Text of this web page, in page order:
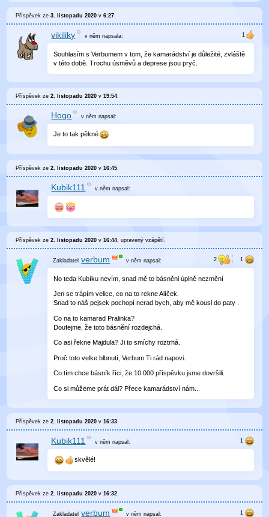
Příspěvek ze3. listopadu 2020 v6:27.
vikiliky v němnapsala:
Souhlasím s Verbumem v tom, že kamarádství je důležité, zvláště
v této době. Trochu úsměvů a deprese jsou pryč.
Příspěvek ze2. listopadu 2020 v19:54
Hogo v němnapsal:
Je to tak pěkné
Příspěvek ze2. listopadu 2020 v16:45.
Kubik111 v němnapsal:
Příspěvek ze2. listopadu 2020 v16:44, upravenývzápětí.
verbum v něm napsal:
No teda Kubíku nevím, snad mě to básněni úplně nezmění
Jen se trápím velice, co na to rekne Alíček.
Snad to náš pejsek pochopí nerad bych, aby mě kousl do paty .
Co na to kamarad Pralinka?
Doufejme, že toto básnění rozdejchá.
Co asi řekne Majdula? Ji to smíchy roztrhá.
Proč toto velke blbnutí, Verbum Ti rád napovi.
Co tím chce básník říci, že 10 000 příspěvku jsme dovršili.
Co si můžeme prát dál? Přece kamarádství nám...
Příspěvek ze2. listopadu 2020 v16:33
Kubik111 v němnapsal:
skvělé!
Příspěvek ze2. listopadu 2020 v16:32.
verbum v něm napsal: